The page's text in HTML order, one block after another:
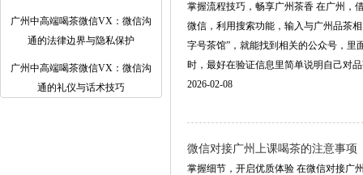
‌广州中高端喝茶微信VX‌：微信沟
通的法律边界与隐私保护
‌广州中高端喝茶微信VX‌：微信沟
通的礼仪与话术技巧
掌握流程技巧，畅享广州茶香 在广州，
微信，利用搜索功能，输入与广州品茶
字号茶馆”，就能找到相关的公众号，里
时，最好在验证信息里简单说明自己对
2026-02-08
微信对接广州上课喝茶的注意事项
掌握细节，开启优质体验 在微信对接广